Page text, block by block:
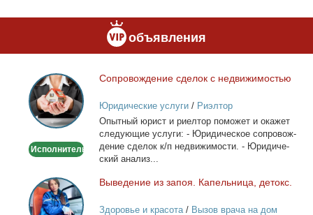
объявления
Сопровождение
сделок
с
недвижимостью
Исполнитель
Со­про­вож­де­ние сде­лок с недви­жи­мо­стью
Юридические услуги/ Риэлтор
Опыт­ный юрист и ри­ел­тор по­мо­жет и ока­жет
сле­ду­ю­щие услу­ги: - Юри­ди­че­ское со­про­вож­
де­ние сде­лок к/п недви­жи­мо­сти. - Юри­ди­че­
ский ана­лиз...
Выведение
из
Вы­ве­де­ние из за­поя. Ка­пель­ни­ца, де­токс.
Здоровье и красота/ Вызов врача на дом